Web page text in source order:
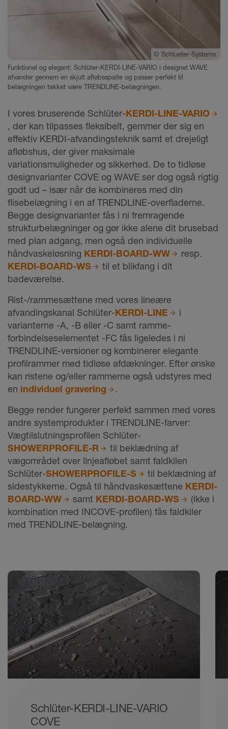
© Schlueter-Systems
Funktionel og elegant: Schlüter-KERDI-LINE-VARIO i designet WAVE
afvander gennem en skjult afløbsspalte og passer perfekt til
belægningen takket være TRENDLINE-belægningen.
I vores bruserende Schlüter-KERDI-LINE-VARIO
, der kan tilpasses fleksibelt, gemmer der sig en
effektiv KERDI-afvandingsteknik samt et drejeligt
afløbshus, der giver maksimale
variationsmuligheder og sikkerhed. De to tidløse
designvarianter COVE og WAVE ser dog også rigtig
godt ud – især når de kombineres med din
flisebelægning i en af TRENDLINE-overfladerne.
Begge designvarianter fås i ni fremragende
strukturbelægninger og gør ikke alene dit brusebad
med plan adgang, men også den individuelle
håndvaskeløsning KERDI-BOARD-WW
resp.
KERDI-BOARD-WS
til et blikfang i dit
badeværelse.
Rist-/rammesættene med vores lineære
afvandingskanal Schlüter-KERDI-LINE
i
varianterne -A, -B eller -C samt ramme-
forbindelseselementet -FC fås ligeledes i ni
TRENDLINE-versioner og kombinerer elegante
profilrammer med tidløse afdækninger. Efter ønske
kan ristene og/eller rammerne også udstyres med
en individuel gravering
.
Begge render fungerer perfekt sammen med vores
andre systemprodukter i TRENDLINE-farver:
Vægtilslutningsprofilen Schlüter-
SHOWERPROFILE-R
til beklædning af
vægområdet over linjeafløbet samt faldkilen
Schlüter-SHOWERPROFILE-S
til beklædning af
sidestykkerne. Også til håndvaskesættene KERDI-
BOARD-WW
samt KERDI-BOARD-WS
(ikke i
kombination med INCOVE-profilen) fås faldkiler
med TRENDLINE-belægning.
Schlüter-KERDI-LINE-VARIO
COVE